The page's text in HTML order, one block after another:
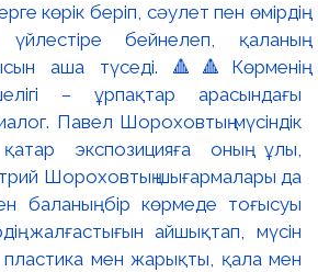
көрік беріп, сәулет пен өмірдің
бейнелеп, қаланың
аша түседі. 🔺🔺Көрменің
– ұрпақтар арасындағы
Павел Шороховтың мүсіндік
экспозицияға оның ұлы,
Шороховтың шығармалары да
баланың бір көрмеде тоғысуы
жалғастығын айшықтап, мүсін
пластика мен жарықты, қала мен